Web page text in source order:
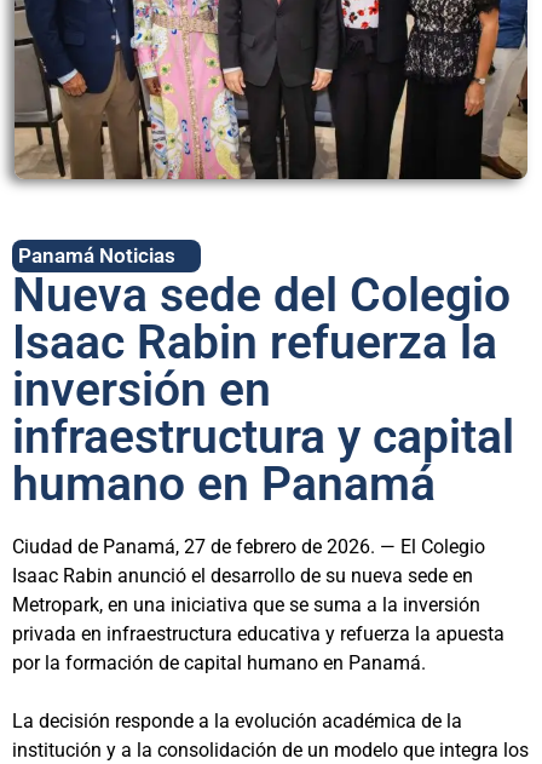
Panamá Noticias
Nueva sede del Colegio
Isaac Rabin refuerza la
inversión en
infraestructura y capital
humano en Panamá
Ciudad de Panamá, 27 de febrero de 2026. — El Colegio
Isaac Rabin anunció el desarrollo de su nueva sede en
Metropark, en una iniciativa que se suma a la inversión
privada en infraestructura educativa y refuerza la apuesta
por la formación de capital humano en Panamá.
La decisión responde a la evolución académica de la
institución y a la consolidación de un modelo que integra los